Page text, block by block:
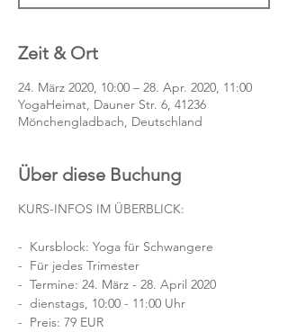
Zeit & Ort
24. März 2020, 10:00 – 28. Apr. 2020, 11:00
YogaHeimat, Dauner Str. 6, 41236
Mönchengladbach, Deutschland
Über diese Buchung
KURS-INFOS IM ÜBERBLICK:
- Kursblock: Yoga für Schwangere
- Für jedes Trimester
- Termine: 24. März - 28. April 2020
- dienstags, 10:00 - 11:00 Uhr
- Preis: 79 EUR